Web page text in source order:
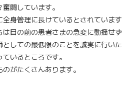
闘しています。
身管理に長けているとされています
目の前の患者さまの急変に動揺せず
としての最低限のことを誠実に行いた
いるところです。
がたくさんあります。